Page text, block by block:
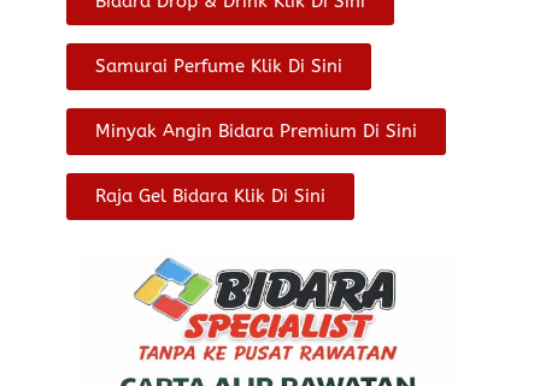
Samurai Perfume Klik Di Sini
Minyak Angin Bidara Premium Di Sini
Raja Gel Bidara Klik Di Sini